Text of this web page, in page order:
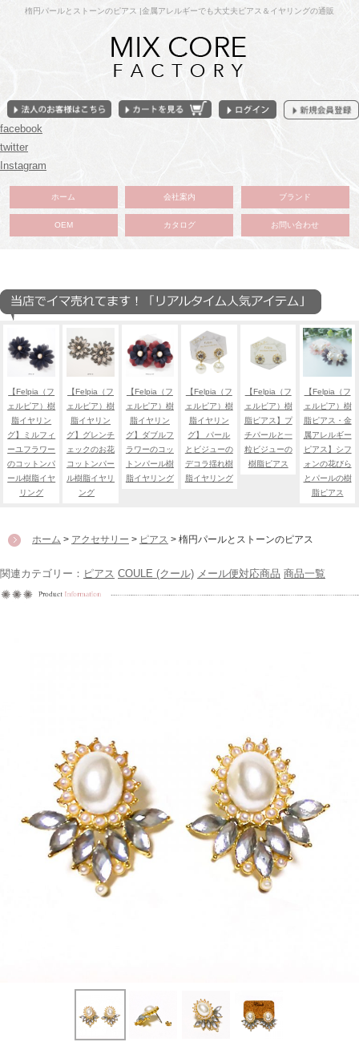
楕円パールとストーンのピアス |金属アレルギーでも大丈夫ピアス＆イヤリングの通販
facebook
twitter
Instagram
ホーム 会社案内 ブランド
OEM カタログ お問い合わせ
【Felpia（フ
ェルピア）樹
脂イヤリン
グ】ミルフィ
ーユフラワー
のコットンパ
ール樹脂イヤ
リング
【Felpia（フ
ェルピア）樹
脂イヤリン
グ】グレンチ
ェックのお花
コットンパー
ル樹脂イヤリ
ング
【Felpia（フ
ェルピア）樹
脂イヤリン
グ】ダブルフ
ラワーのコッ
トンパール樹
脂イヤリング
【Felpia（フ
ェルピア）樹
脂イヤリン
グ】 パール
とビジューの
デコラ揺れ樹
脂イヤリング
【Felpia（フ
ェルピア）樹
脂ピアス】プ
チパールと一
粒ビジューの
樹脂ピアス
【Felpia（フ
ェルピア）樹
脂ピアス・金
属アレルギー
ピアス】シフ
ォンの花びら
とパールの樹
脂ピアス
ホーム > アクセサリー > ピアス > 楕円パールとストーンのピアス
関連カテゴリー： ピアス COULE (クール) メール便対応商品 商品一覧